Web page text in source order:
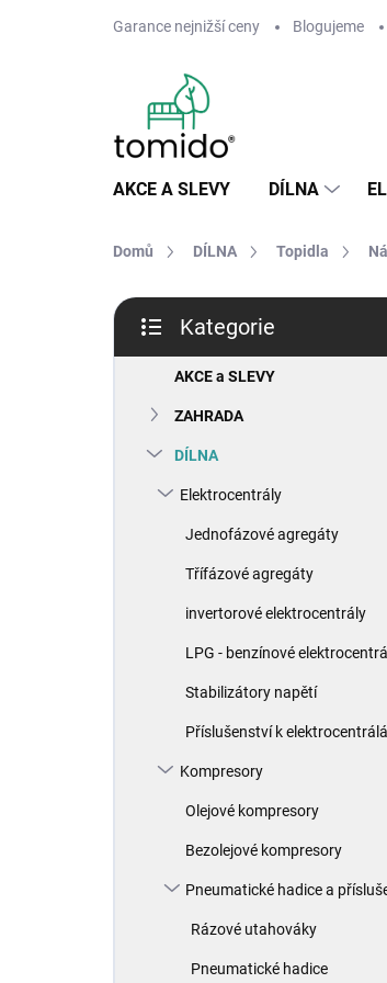
Garance nejnižší ceny Blogujeme
AKCE A SLEVY DÍLNA
Domů DÍLNA Topidla
P
s
kategorie
Kategorie
AKCE a SLEVY
ZAHRADA
DÍLNA
Elektrocentrály
Jednofázové agregáty
Třífázové agregáty
invertorové elektrocentrály
LPG - benzínové
Stabilizátory napětí
Příslušenství k
Kompresory
Olejové kompresory
Bezolejové kompresory
Pneumatické hadice a
Rázové utahováky
Pneumatické hadice